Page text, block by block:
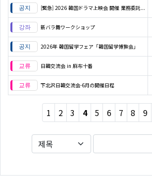
[緊急] 2026 韓国ドラマ上映会 開催 業務委託...
新バラ舞ワークショップ
2026年 韓国留学フェア「韓国留学博覧会」
日韓交流会 in 麻布十番
下北沢日韓交流会-6月の開催日程
1 2 3 4 5 6 7 8 9